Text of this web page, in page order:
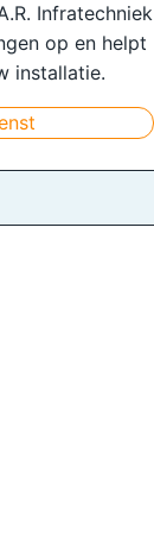
Infratechniek
op en helpt
installatie.